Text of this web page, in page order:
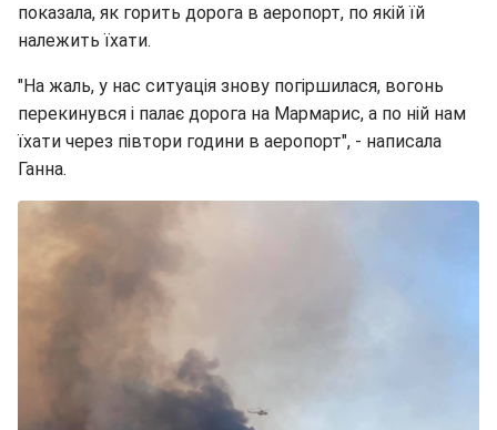
показала, як горить дорога в аеропорт, по якій їй
належить їхати.
"На жаль, у нас ситуація знову погіршилася, вогонь
перекинувся і палає дорога на Мармарис, а по ній нам
їхати через півтори години в аеропорт", - написала
Ганна.